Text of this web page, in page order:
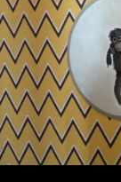
MEDIO
ORISTANO E
SASSARI E
GALLURA
NUORO E
OGLIASTRA